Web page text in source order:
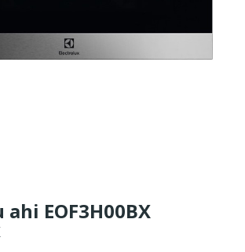
EOF3H00BX